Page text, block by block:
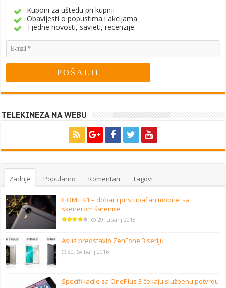
Kuponi za uštedu pri kupnji
Obavijesti o popustima i akcijama
Tjedne novosti, savjeti, recenzije
TELEKINEZA NA WEBU
Zadnje Popularno Komentari Tagovi
GOME K1 – dobar i pristupačan mobitel sa
skenerom šarenice
29. Lipanj 2018
Asus predstavio ZenFone 3 seriju
30. Svibanj 2016
Specifikacije za OnePlus 3 čekaju službenu potvrdu